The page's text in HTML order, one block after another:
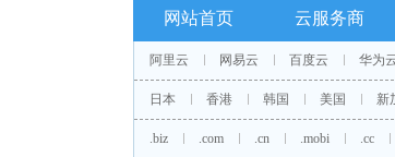
网站首页 云服务商
阿里云 网易云 百度云 华为
日本 香港 韩国 美国 新
.biz .com .cn .mobi .cc